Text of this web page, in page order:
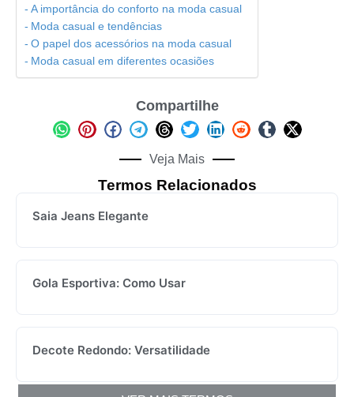
A importância do conforto na moda casual
Moda casual e tendências
O papel dos acessórios na moda casual
Moda casual em diferentes ocasiões
Compartilhe
Veja Mais
Termos Relacionados
Saia Jeans Elegante
Gola Esportiva: Como Usar
Decote Redondo: Versatilidade